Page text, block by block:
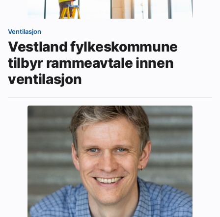
Ventilasjon
Vestland fylkeskommune
tilbyr rammeavtale innen
ventilasjon